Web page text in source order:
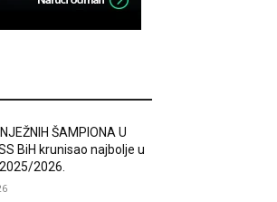
ŠAMPIONA U
BiH krunisao najbolje u
2026.